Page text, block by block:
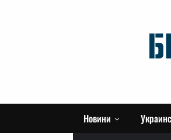
Новини